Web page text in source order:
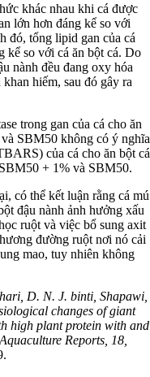
khác nhau khi cá được
lớn hơn đáng kể so với
đó, tổng lipid gan của cá
kể so với cá ăn bột cá. Do
nành đều đang oxy hóa
hiếm, sau đó gây ra
trong gan của cá cho ăn
SBM50 không có ý nghĩa
của cá cho ăn bột cá
+ 1% và SBM50.
có thể kết luận rằng cá mú
đậu nành ảnh hưởng xấu
ruột và việc bổ sung axit
đường ruột nơi nó cải
mao, tuy nhiên không
D. N. J. binti, Shapawi,
changes of giant
high plant protein with and
Reports, 18,